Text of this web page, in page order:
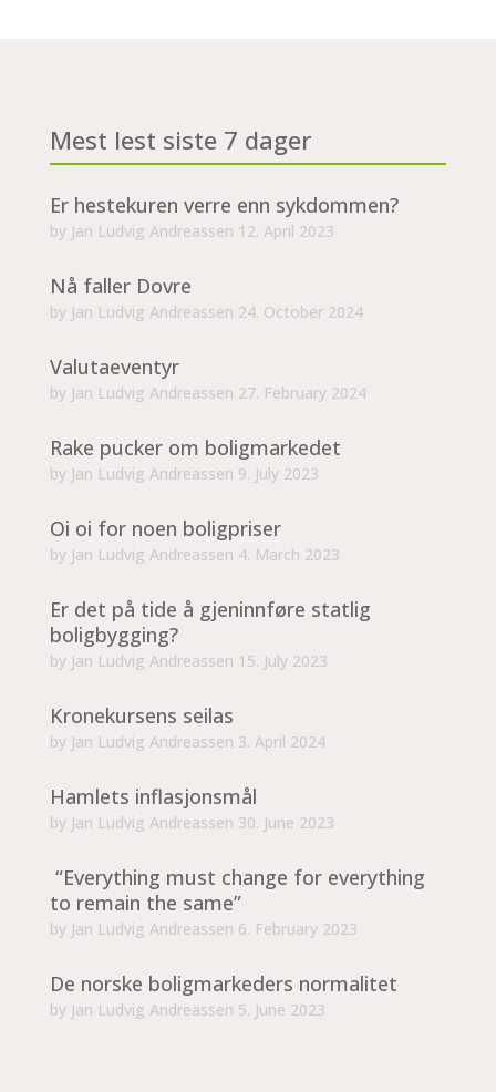
Mest lest siste 7 dager
Er hestekuren verre enn sykdommen?
by Jan Ludvig Andreassen 12. April 2023
Nå faller Dovre
by Jan Ludvig Andreassen 24. October 2024
Valutaeventyr
by Jan Ludvig Andreassen 27. February 2024
Rake pucker om boligmarkedet
by Jan Ludvig Andreassen 9. July 2023
Oi oi for noen boligpriser
by Jan Ludvig Andreassen 4. March 2023
Er det på tide å gjeninnføre statlig
boligbygging?
by Jan Ludvig Andreassen 15. July 2023
Kronekursens seilas
by Jan Ludvig Andreassen 3. April 2024
Hamlets inflasjonsmål
by Jan Ludvig Andreassen 30. June 2023
“Everything must change for everything
to remain the same”
by Jan Ludvig Andreassen 6. February 2023
De norske boligmarkeders normalitet
by Jan Ludvig Andreassen 5. June 2023